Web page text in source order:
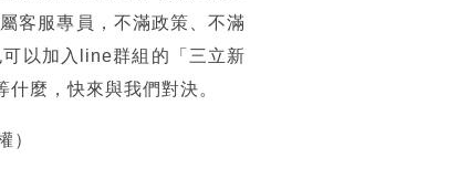
客服專員，不滿政策、不滿
以加入line群組的「三立新
麼，快來與我們對決。
）